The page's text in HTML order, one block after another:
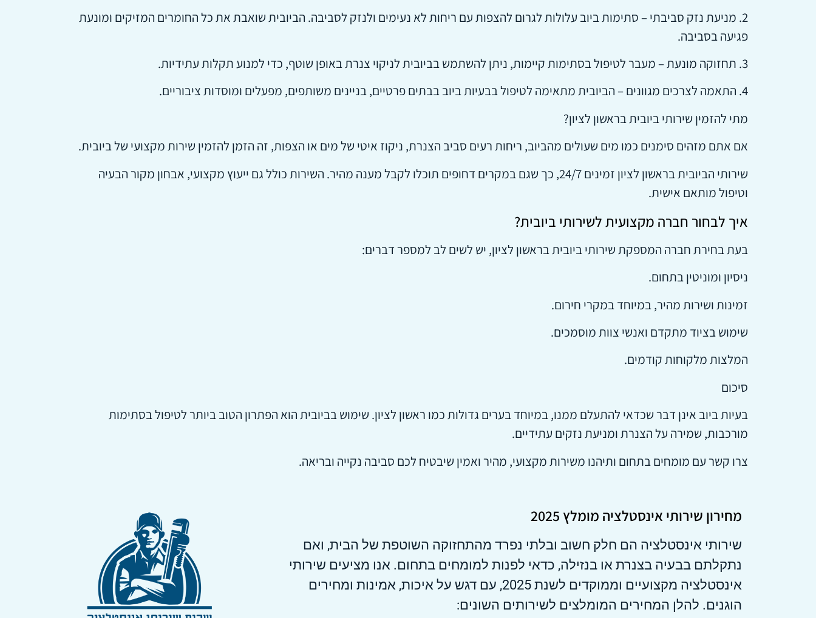
2. מניעת נזק סביבתי – סתימות ביוב עלולות לגרום להצפות עם ריחות לא נעימים ולנזק לסביבה. הביובית שואבת את כל החומרים המזיקים ומונעת
פגיעה בסביבה.
3. תחזוקה מונעת – מעבר לטיפול בסתימות קיימות, ניתן להשתמש בביובית לניקוי צנרת באופן שוטף, כדי למנוע תקלות עתידיות.
4. התאמה לצרכים מגוונים – הביובית מתאימה לטיפול בבעיות ביוב בבתים פרטיים, בניינים משותפים, מפעלים ומוסדות ציבוריים.
מתי להזמין שירותי ביובית בראשון לציון?
אם אתם מזהים סימנים כמו מים שעולים מהביוב, ריחות רעים סביב הצנרת, ניקוז איטי של מים או הצפות, זה הזמן להזמין שירות מקצועי של ביובית.
שירותי הביובית בראשון לציון זמינים 24/7, כך שגם במקרים דחופים תוכלו לקבל מענה מהיר. השירות כולל גם ייעוץ מקצועי, אבחון מקור הבעיה
וטיפול מותאם אישית.
איך לבחור חברה מקצועית לשירותי ביובית?
בעת בחירת חברה המספקת שירותי ביובית בראשון לציון, יש לשים לב למספר דברים:
ניסיון ומוניטין בתחום.
זמינות ושירות מהיר, במיוחד במקרי חירום.
שימוש בציוד מתקדם ואנשי צוות מוסמכים.
המלצות מלקוחות קודמים.
סיכום
בעיות ביוב אינן דבר שכדאי להתעלם ממנו, במיוחד בערים גדולות כמו ראשון לציון. שימוש בביובית הוא הפתרון הטוב ביותר לטיפול בסתימות
מורכבות, שמירה על הצנרת ומניעת נזקים עתידיים.
צרו קשר עם מומחים בתחום ותיהנו משירות מקצועי, מהיר ואמין שיבטיח לכם סביבה נקייה ובריאה.
מחירון שירותי אינסטלציה מומלץ 2025
שירותי אינסטלציה הם חלק חשוב ובלתי נפרד מהתחזוקה השוטפת של הבית, ואם
נתקלתם בבעיה בצנרת או בנזילה, כדאי לפנות למומחים בתחום. אנו מציעים שירותי
אינסטלציה מקצועיים וממוקדים לשנת 2025, עם דגש על איכות, אמינות ומחירים
הוגנים. להלן המחירים המומלצים לשירותים השונים: